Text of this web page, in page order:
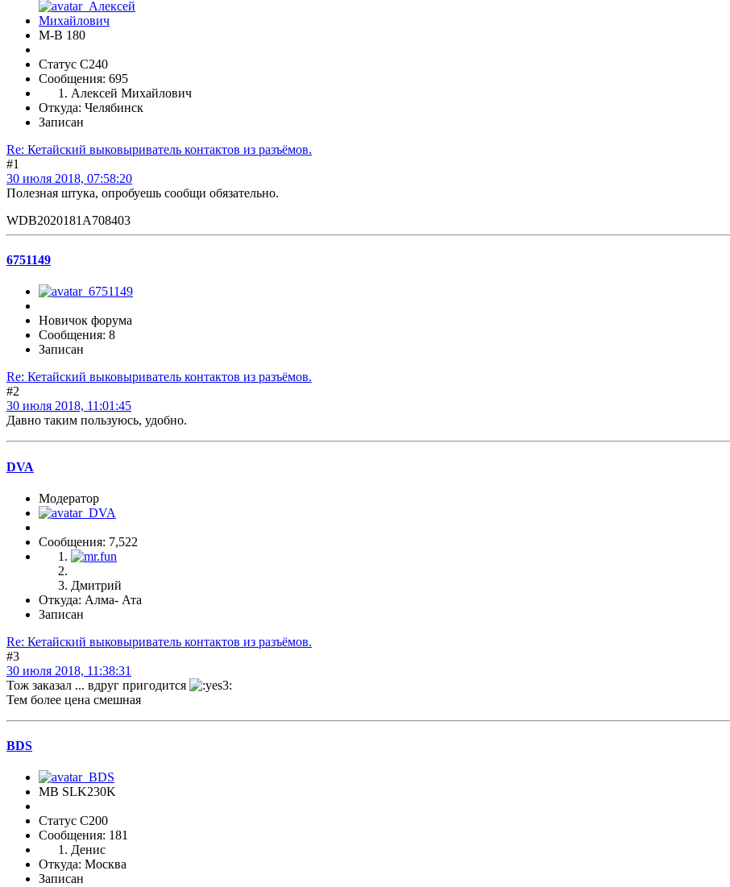
М-В 180
Статус C240
Сообщения: 695
Алексей Михайлович
Откуда: Челябинск
Записан
Re: Кетайский выковыриватель контактов из разъёмов.
#1
30 июля 2018, 07:58:20
Полезная штука, опробуешь сообщи обязательно.
WDB2020181A708403
6751149
Новичок форума
Сообщения: 8
Записан
Re: Кетайский выковыриватель контактов из разъёмов.
#2
30 июля 2018, 11:01:45
Давно таким пользуюсь, удобно.
DVA
Модератор
Сообщения: 7,522
Дмитрий
Откуда: Алма- Ата
Записан
Re: Кетайский выковыриватель контактов из разъёмов.
#3
30 июля 2018, 11:38:31
Тож заказал ... вдруг пригодится
Тем более цена смешная
BDS
MB SLK230K
Статус C200
Сообщения: 181
Денис
Откуда: Москва
Записан